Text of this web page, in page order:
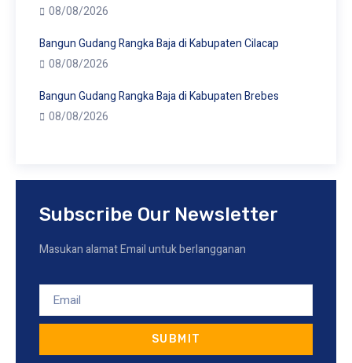
08/08/2026
Bangun Gudang Rangka Baja di Kabupaten Cilacap
08/08/2026
Bangun Gudang Rangka Baja di Kabupaten Brebes
08/08/2026
Subscribe Our Newsletter
Masukan alamat Email untuk berlangganan
SUBMIT